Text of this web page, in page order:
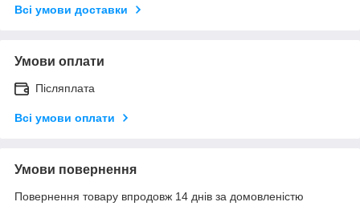
Всі умови доставки
Умови оплати
Післяплата
Всі умови оплати
Умови повернення
Повернення товару впродовж 14 днів за домовленістю